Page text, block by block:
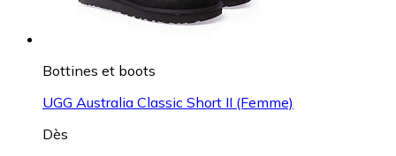
Bottines et boots
UGG Australia Classic Short II (Femme)
Dès